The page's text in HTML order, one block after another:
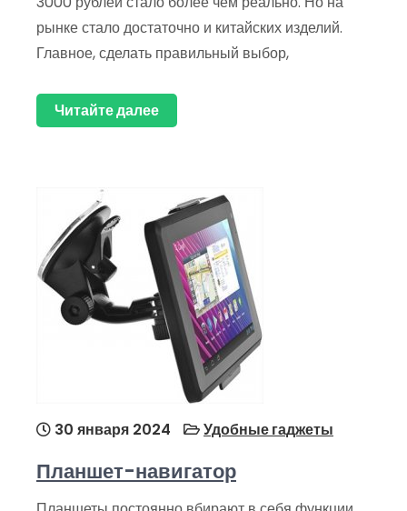
рынке стало достаточно и китайских изделий.
Главное, сделать правильный выбор,
Читайте далее
30 января 2024 Удобные гаджеты
Планшет-навигатор